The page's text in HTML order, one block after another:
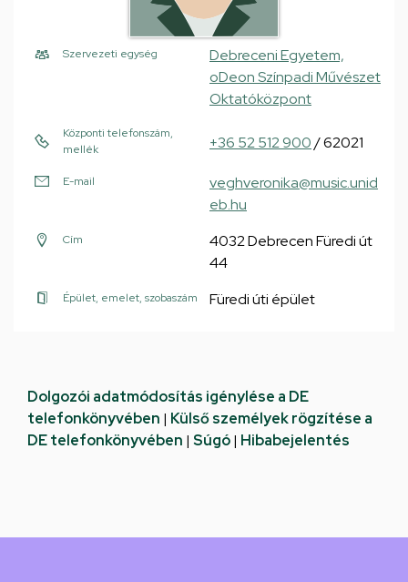
Szervezeti egység
Debreceni Egyetem,
oDeon Színpadi Művészet
Oktatóközpont
Központi telefonszám,
mellék
+36 52 512 900/ 62021
E-mail
veghveronika@music.unid
eb.hu
Cím
4032 Debrecen Füredi út
44
Épület, emelet, szobaszám Füredi úti épület
Dolgozói adatmódosítás igénylése a DE
telefonkönyvében | Külső személyek rögzítése a
DE telefonkönyvében | Súgó| Hibabejelentés